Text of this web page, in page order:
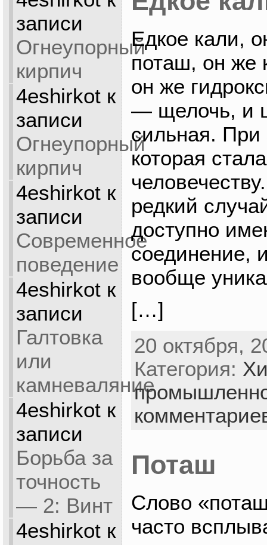
записи
Огнеупорный
кирпич
4eshirkotк
записи
Огнеупорный
кирпич
4eshirkotк
записи
Современное
поведение
4eshirkotк
записи
Галтовка
или
камневаляние
4eshirkotк
записи
Борьба за
точность
— 2: Винт
4eshirkotк
Едкое кали,
поташ, он же
он же
— щелочь, и
сильная.
которая
редкий
доступно
соединение,
вообще
[…]
20 октября,
Категория:
Поташ
Слово
часто